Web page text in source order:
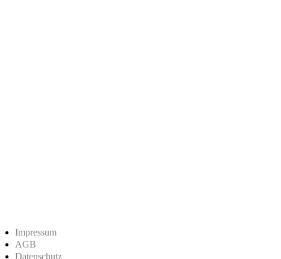
Impressum
AGB
Datenschutz